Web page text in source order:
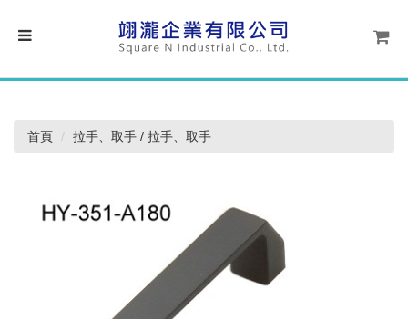
首頁 拉手、取手 / 拉手、取手